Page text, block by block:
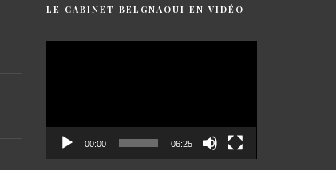
LE CABINET BELGNAOUI EN VIDÉO
00:00 06:25